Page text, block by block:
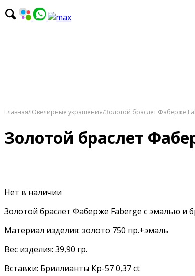
Главная/Ювелирные украшения/Золотой браслет Фаберже
Золотой браслет
Нет в наличии
Золотой браслет Фаберже Faberge с эмалью и
Материал изделия: золото 750 пр.+эмаль
Вес изделия: 39,90 гр.
Вставки: Бриллианты Кр-57 0,37 ct